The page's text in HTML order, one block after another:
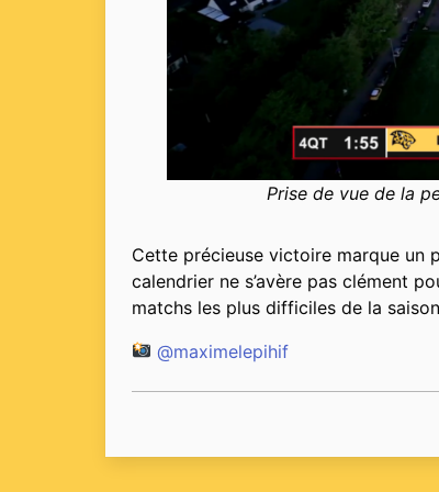
Prise de vue de la
Cette précieuse victoire marque un
calendrier ne s’avère pas clément
matchs les plus difficiles de la
@maximelepihif